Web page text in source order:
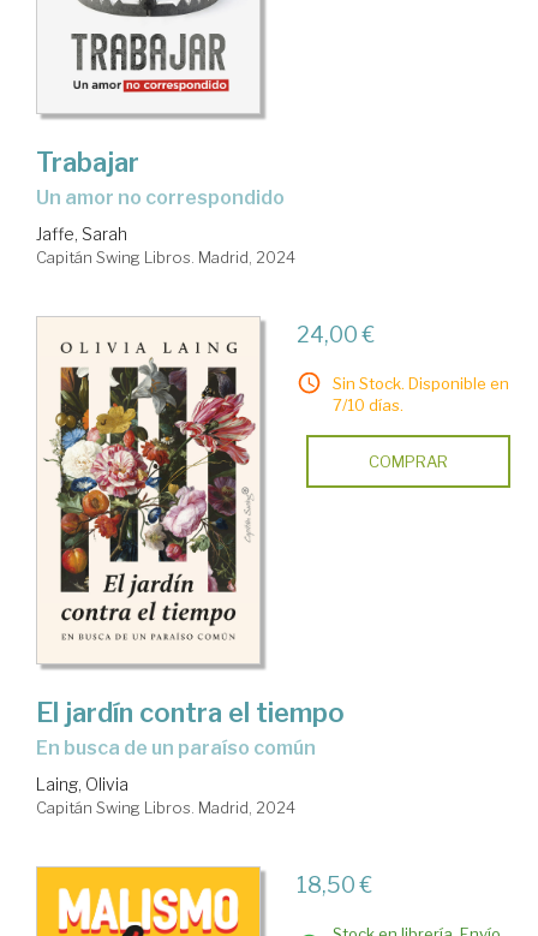
Trabajar
un amor no correspondido
Jaffe, Sarah
Capitán Swing Libros. Madrid, 2024
24,00 €
Sin Stock. Disponible en
7/10 días.
COMPRAR
El jardín contra el tiempo
en busca de un paraíso común
Laing, Olivia
Capitán Swing Libros. Madrid, 2024
18,50 €